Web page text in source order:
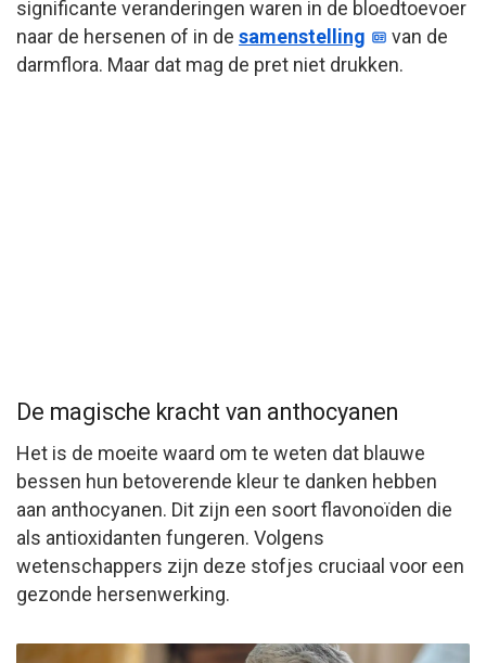
significante veranderingen waren in de bloedtoevoer
naar de hersenen of in de samenstelling
van de
darmflora. Maar dat mag de pret niet drukken.
De magische kracht van anthocyanen
Het is de moeite waard om te weten dat blauwe
bessen hun betoverende kleur te danken hebben
aan anthocyanen. Dit zijn een soort flavonoïden die
als antioxidanten fungeren. Volgens
wetenschappers zijn deze stofjes cruciaal voor een
gezonde hersenwerking.